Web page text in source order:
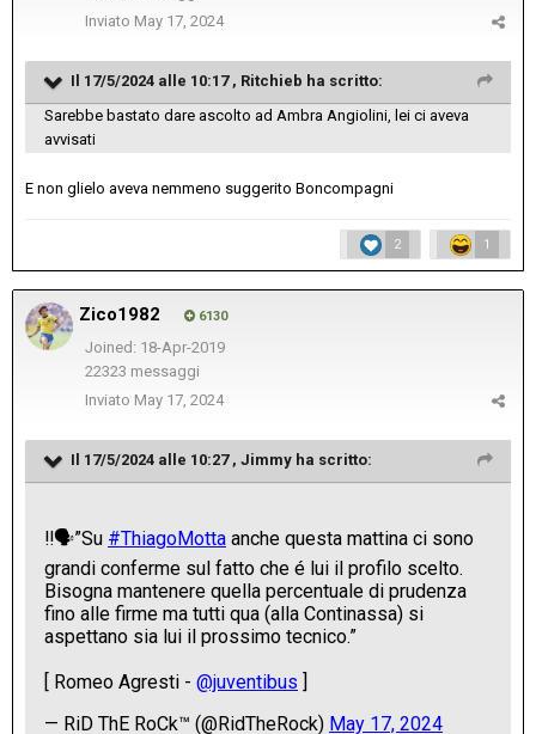
Inviato May 17, 2024
Il 17/5/2024 alle 10:17 , Ritchieb ha scritto:
Sarebbe bastato dare ascolto ad Ambra Angiolini, lei ci aveva
avvisati
E non glielo aveva nemmeno suggerito Boncompagni
2 1
Zico1982 6130
Joined: 18-Apr-2019
22323 messaggi
Inviato May 17, 2024
Il 17/5/2024 alle 10:27 , Jimmy ha scritto: